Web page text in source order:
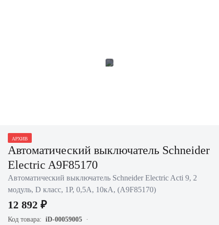
АРХИВ
Автоматический выключатель Schneider
Electric A9F85170
Автоматический выключатель Schneider Electric Acti 9, 2
модуль, D класс, 1P, 0,5А, 10кА, (A9F85170)
12 892 ₽
Код товара: iD-00059005